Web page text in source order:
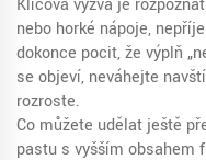
Klíčová výzva je
nebo horké nápoje,
dokonce pocit, že výplň
se objeví, neváhejte
rozroste.
Co můžete udělat ještě
pastu s vyšším obsahem